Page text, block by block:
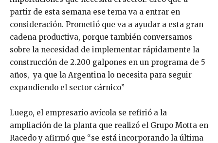
partir de esta semana ese tema va a entrar en
consideración. Prometió que va a ayudar a esta gran
cadena productiva, porque también conversamos
sobre la necesidad de implementar rápidamente la
construcción de 2.200 galpones en un programa de 5
años, ya que la Argentina lo necesita para seguir
expandiendo el sector cárnico”
Luego, el empresario avícola se refirió a la
ampliación de la planta que realizó el Grupo Motta en
Racedo y afirmó que “se está incorporando la última